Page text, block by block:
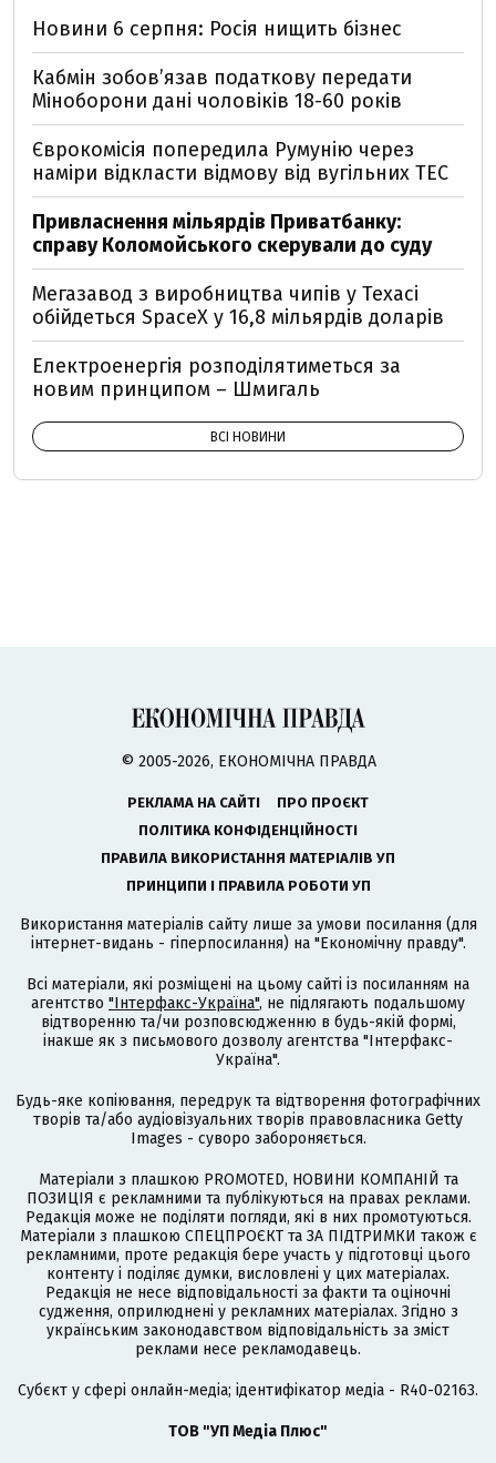
Новини 6 серпня: Росія нищить бізнес
Кабмін зобовʼязав податкову передати
Міноборони дані чоловіків 18-60 років
Єврокомісія попередила Румунію через
наміри відкласти відмову від вугільних ТЕС
Привласнення мільярдів Приватбанку:
справу Коломойського скерували до суду
Мегазавод з виробництва чипів у Техасі
обійдеться SpaceX у 16,8 мільярдів доларів
Електроенергія розподілятиметься за
новим принципом – Шмигаль
ВСІ НОВИНИ
© 2005-2026, ЕКОНОМІЧНА ПРАВДА
РЕКЛАМА НА САЙТІ
ПРО ПРОЄКТ
ПОЛІТИКА КОНФІДЕНЦІЙНОСТІ
ПРАВИЛА ВИКОРИСТАННЯ МАТЕРІАЛІВ УП
ПРИНЦИПИ І ПРАВИЛА РОБОТИ УП
Використання матеріалів сайту лише за умови посилання (для
інтернет-видань - гіперпосилання) на "Економічну правду".
Всі матеріали, які розміщені на цьому сайті із посиланням на
агентство "Інтерфакс-Україна", не підлягають подальшому
відтворенню та/чи розповсюдженню в будь-якій формі,
інакше як з письмового дозволу агентства "Інтерфакс-
Україна".
Будь-яке копіювання, передрук та відтворення фотографічних
творів та/або аудіовізуальних творів правовласника Getty
Images - суворо забороняється.
Матеріали з плашкою PROMOTED, НОВИНИ КОМПАНІЙ та
ПОЗИЦІЯ є рекламними та публікуються на правах реклами.
Редакція може не поділяти погляди, які в них промотуються.
Матеріали з плашкою СПЕЦПРОЄКТ та ЗА ПІДТРИМКИ також є
рекламними, проте редакція бере участь у підготовці цього
контенту і поділяє думки, висловлені у цих матеріалах.
Редакція не несе відповідальності за факти та оціночні
судження, оприлюднені у рекламних матеріалах. Згідно з
українським законодавством відповідальність за зміст
реклами несе рекламодавець.
Cубєкт у сфері онлайн-медіа; ідентифікатор медіа - R40-02163.
ТОВ "УП Медіа Плюс"